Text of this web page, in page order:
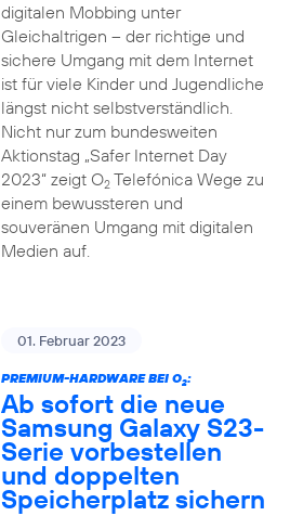
digitalen Mobbing unter
Gleichaltrigen – der richtige und
sichere Umgang mit dem Internet
ist für viele Kinder und Jugendliche
längst nicht selbstverständlich.
Nicht nur zum bundesweiten
Aktionstag „Safer Internet Day
2023“ zeigt O2Telefónica Wege zu
einem bewussteren und
souveränen Umgang mit digitalen
Medien auf.
01. Februar 2023
PREMIUM-HARDWARE BEI O2:
Ab sofort die neue
Samsung Galaxy S23-
Serie vorbestellen
und doppelten
Speicherplatz sichern